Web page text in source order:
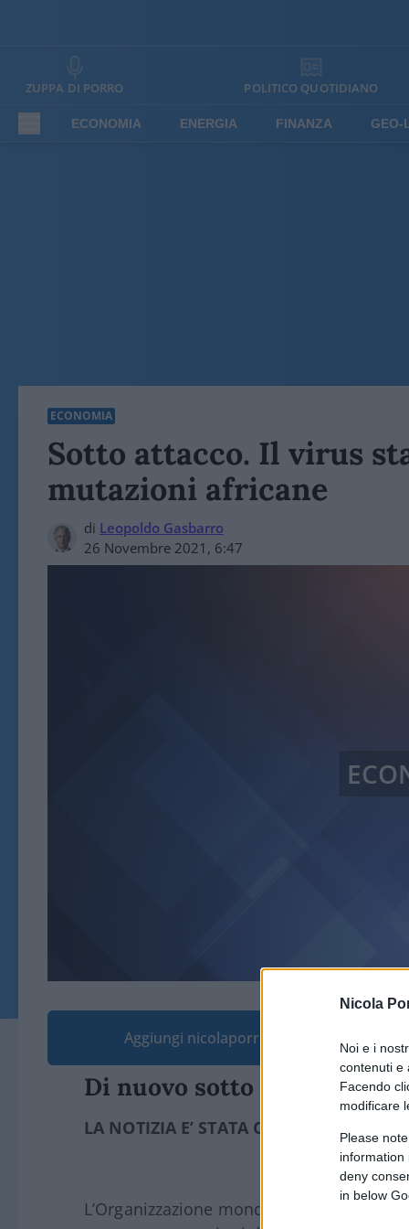
Nicola
Noi e i
contenuti e
Facendo
modificare
Please
information
deny
in below
ZUPPA DI PORRO POLITICO QUOTIDIANO
ECONOMIA ENERGIA FINANZA GEO-
ECONOMIA
Sotto attacco. Il virus
mutazioni africane
di Leopoldo Gasbarro
26 Novembre 2021, 6:47
Aggiungi nicolaporro.it alle tue fonti
Di nuovo sotto attacco.
LA NOTIZIA E’ STATA CONFERMATA
L’Organizzazione mondiale della sanità